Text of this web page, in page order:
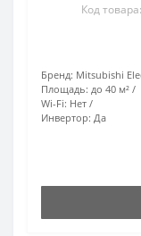
Код
Бренд: Mitsubishi
Площадь: до 40 м²
Wi-Fi: Нет
Инвертор: Да